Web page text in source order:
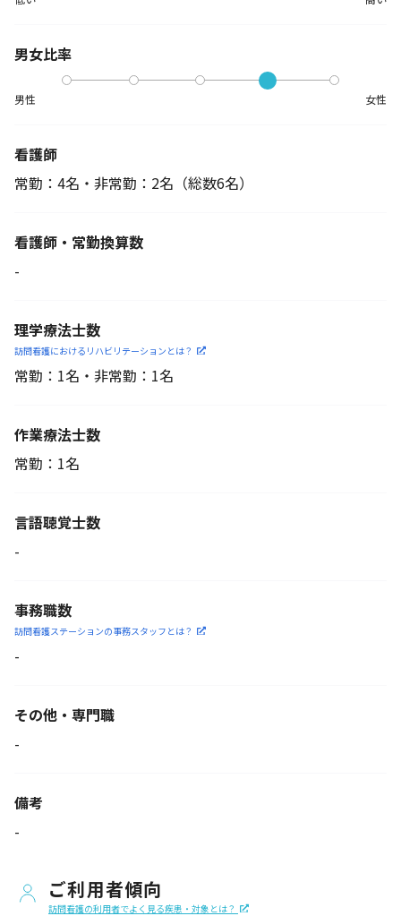
男女比率
男性 女性
看護師
常勤：4名・非常勤：2名 （総数6名）
看護師・常勤換算数
-
理学療法士数
訪問看護におけるリハビリ テーションとは？
常勤：1名・非常勤：1名
作業療法士数
常勤：1名
言語聴覚士数
-
事務職数
訪問看護ステーションの事務スタッフとは？
-
その他・専門職
-
備考
-
ご利用者傾向
訪問看護の利用者でよく見る疾患・対象とは？